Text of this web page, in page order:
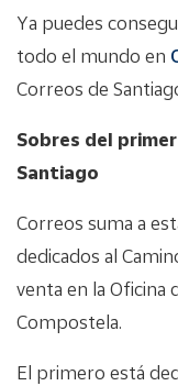
Ya puedes
todo el mundo en
Correos de
Sobres del
Santiago
Correos suma a
dedicados al
venta en la Oficina
Compostela.
El primero está